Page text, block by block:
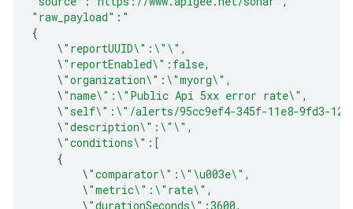
"raw_payload" : "
{
\"reportUUID\" : \"\" ,
\"reportEnabled\" :false,
\"organization\" : \"myorg\" ,
\"name\" : \" Public Api 5xx error rate\" ,
\"self\" : \" /alerts/95cc9ef4-345f-11e8-9fd3-
\"description\" : \"\" ,
\"conditions\" :[
{
\"comparator\" : \"\u003e\" ,
\"metric\" : \" rate\" ,
\"durationSeconds\" :3600,